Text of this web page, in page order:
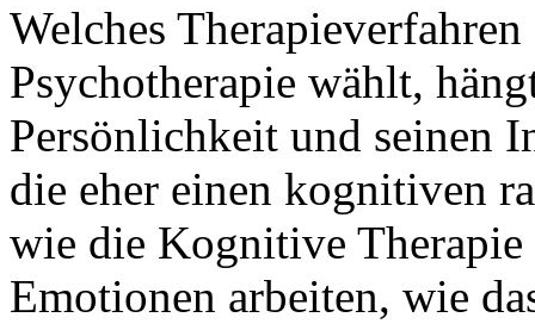
Welches
Psychotherapie wählt,
Persönlichkeit und seinen
die eher einen kognitiven
wie die Kognitive Therapie
Emotionen arbeiten, wie